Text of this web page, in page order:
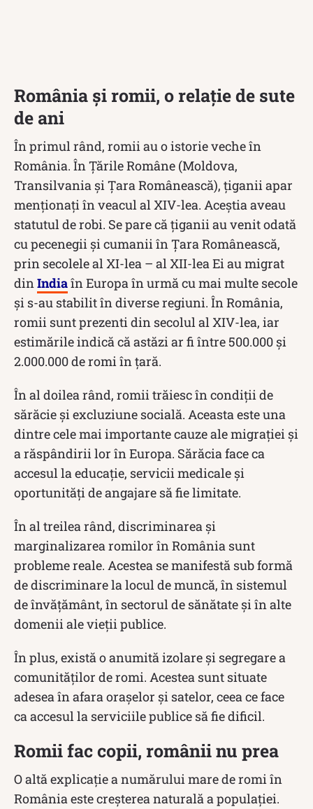
România și romii, o relație de sute
de ani
În primul rând, romii au o istorie veche în
România. În Țările Române (Moldova,
Transilvania și Țara Românească), ţiganii apar
menţionaţi în veacul al XIV-lea. Aceștia aveau
statutul de robi. Se pare că țiganii au venit odată
cu pecenegii şi cumanii în Țara Românească,
prin secolele al XI-lea – al XII-lea Ei au migrat
din Indiaîn Europa în urmă cu mai multe secole
și s-au stabilit în diverse regiuni. În România,
romii sunt prezenti din secolul al XIV-lea, iar
estimările indică că astăzi ar fi între 500.000 și
2.000.000 de romi în țară.
În al doilea rând, romii trăiesc în condiții de
sărăcie și excluziune socială. Aceasta este una
dintre cele mai importante cauze ale migrației și
a răspândirii lor în Europa. Sărăcia face ca
accesul la educație, servicii medicale și
oportunități de angajare să fie limitate.
În al treilea rând, discriminarea și
marginalizarea romilor în România sunt
probleme reale. Acestea se manifestă sub formă
de discriminare la locul de muncă, în sistemul
de învățământ, în sectorul de sănătate și în alte
domenii ale vieții publice.
În plus, există o anumită izolare și segregare a
comunităților de romi. Acestea sunt situate
adesea în afara orașelor și satelor, ceea ce face
ca accesul la serviciile publice să fie dificil.
Romii fac copii, românii nu prea
O altă explicație a numărului mare de romi în
România este creșterea naturală a populației.